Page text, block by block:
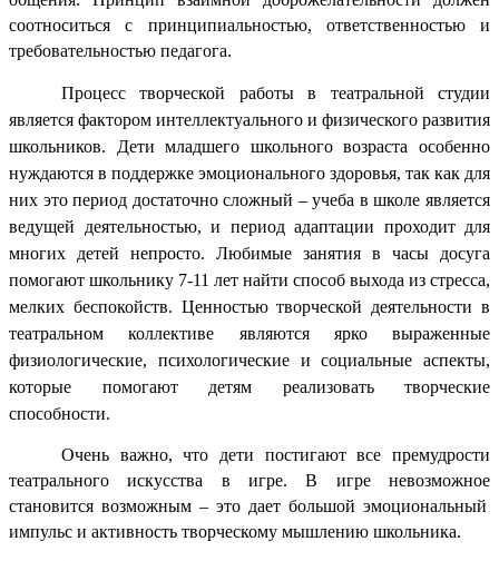
соотноситься с принципиальностью, ответственностью и
требовательностью педагога.
Процесс творческой работы в театральной студии
является фактором интеллектуального и физического развития
школьников. Дети младшего школьного возраста особенно
нуждаются в поддержке эмоционального здоровья, так как для
них это период достаточно сложный – учеба в школе является
ведущей деятельностью, и период адаптации проходит для
многих детей непросто. Любимые занятия в часы досуга
помогают школьнику 7-11 лет найти способ выхода из стресса,
мелких беспокойств. Ценностью творческой деятельности в
театральном коллективе являются ярко выраженные
физиологические, психологические и социальные аспекты,
которые помогают детям реализовать творческие
способности.
Очень важно, что дети постигают все премудрости
театрального искусства в игре. В игре невозможное
становится возможным – это дает большой эмоциональный
импульс и активность творческому мышлению школьника.